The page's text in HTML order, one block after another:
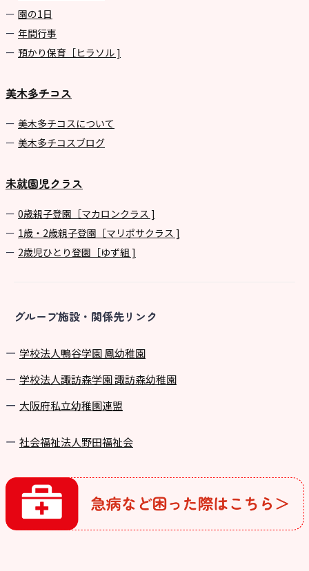
園の1⽇
年間⾏事
預かり保育［ヒラソル ]
美木多チコス
美⽊多チコスについて
美⽊多チコスブログ
未就園児クラス
0歳親子登園［マカロンクラス ]
1歳・2歳親子登園［マリポサクラス ]
2歳児ひとり登園［ゆず組 ]
グループ施設・関係先リンク
学校法⼈鴨⾕学園 鳳幼稚園
学校法⼈諏訪森学園 諏訪森幼稚園
⼤阪府私⽴幼稚園連盟
社会福祉法人野田福祉会